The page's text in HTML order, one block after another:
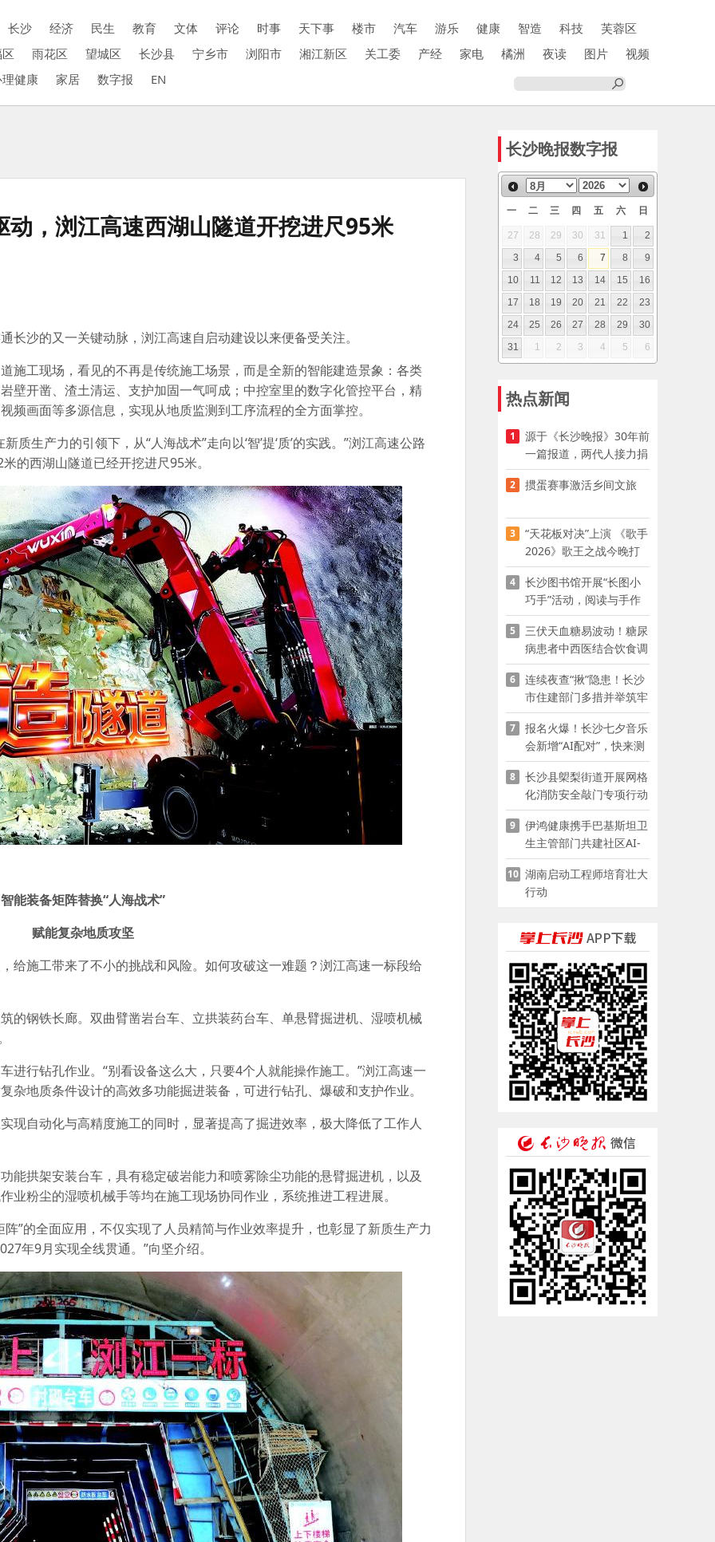
长沙 经济 民生 教育 文体 评论 时事 天下事 楼市 汽车 游乐 健康 智造 科技
芙蓉区
雨花区 望城区 长沙县 宁乡市 浏阳市 湘江新区 关工委 产经 家电 橘洲 夜读 图片
视频
健康
家居 数字报 EN
动，浏江高速西湖山隧道开挖进尺95米
长沙的又一关键动脉，浏江高速自启动建设以来便备受关注。
施工现场，看见的不再是传统施工场景，而是全新的智能建造景象：各类
壁开凿、渣土清运、支护加固一气呵成；中控室里的数字化管控平台，精
频画面等多源信息，实现从地质监测到工序流程的全方面掌控。
质生产力的引领下，从“人海战术”走向以‘智’提‘质’的实践。”浏江高速公路
的西湖山隧道已经开挖进尺95米。
智能装备矩阵替换“人海战术”
赋能复杂地质攻坚
给施工带来了不小的挑战和风险。如何攻破这一难题？浏江高速一标段给
的钢铁长廊。双曲臂凿岩台车、立拱装药台车、单悬臂掘进机、湿喷机械
进行钻孔作业。“别看设备这么大，只要4个人就能操作施工。”浏江高速一
杂地质条件设计的高效多功能掘进装备，可进行钻孔、爆破和支护作业。
现自动化与高精度施工的同时，显著提高了掘进效率，极大降低了工作人
能拱架安装台车，具有稳定破岩能力和喷雾除尘功能的悬臂掘进机，以及
业粉尘的湿喷机械手等均在施工现场协同作业，系统推进工程进展。
”的全面应用，不仅实现了人员精简与作业效率提升，也彰显了新质生产力
年9月实现全线贯通。”向坚介绍。
长沙晚报数字报
一 二 三 四 五 六 日
27 28 29 30 31 1
2
3
4 5 6 7 8
9
10
11 12 13 14 15
16
17
18 19 20 21 22
23
24
25 26 27 28 29
30
31
1 2 3 4 5 6
热点新闻
1
源于《长沙晚报》30年前
一篇报道，两代人接力捐
资助学
2 掼蛋赛事激活乡间文旅
3
“天花板对决”上演 《歌手
2026》歌王之战今晚打
响
4
长沙图书馆开展“长图小
巧手”活动，阅读与手作
赋能少儿暑期成长
5
三伏天血糖易波动！糖尿
病患者中西医结合饮食调
养指南
6
连续夜查“揪”隐患！长沙
市住建部门多措并举筑牢
夏季建筑施工安全防线
7
报名火爆！长沙七夕音乐
会新增“AI配对”，快来测
测你的七夕缘分
8
长沙县㮾梨街道开展网格
化消防安全敲门专项行动
9
伊鸿健康携手巴基斯坦卫
生主管部门共建社区AI-
POCT生态
10 湖南启动工程师培育壮大
行动